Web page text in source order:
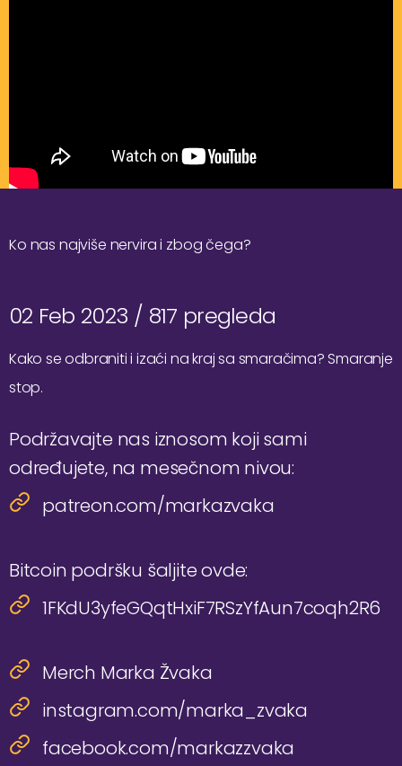
Ko nas najviše nervira i zbog čega?
02 Feb 2023 / 817 pregleda
Kako se odbraniti i izaći na kraj sa smaračima? Smaranje
stop.
Podržavajte nas iznosom koji sami
određujete, na mesečnom nivou:
patreon.com/markazvaka
Bitcoin podršku šaljite ovde:
1FKdU3yfeGQqtHxiF7RSzYfAun7coqh2R6
Merch Marka Žvaka
instagram.com/marka_zvaka
facebook.com/markazzvaka